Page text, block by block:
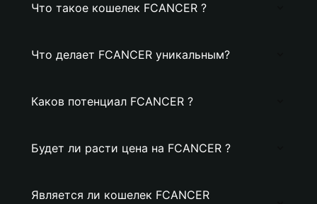
Что такое кошелек FCANCER ?
Что делает FCANCER уникальным?
Каков потенциал FCANCER ?
Будет ли расти цена на FCANCER ?
Является ли кошелек FCANCER